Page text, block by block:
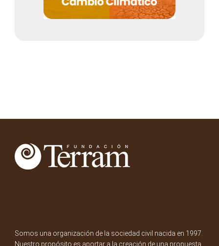
Somos una organización de la sociedad civil nacida en 1997.
Nuestro propósito es aportar a la creación de una propuesta